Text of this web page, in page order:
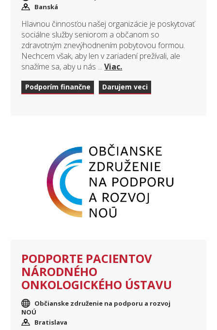
Banská
Hlavnou činnosťou našej organizácie je poskytovať
sociálne služby seniorom a občanom so
zdravotným znevýhodnením pobytovou formou.
Nechcem však, aby len v zariadení prežívali, ale
snažíme sa, aby u nás ...Viac.
Podporím finančne Darujem veci
PODPORTE PACIENTOV
NÁRODNÉHO
ONKOLOGICKÉHO ÚSTAVU
Občianske združenie na podporu a rozvoj
NOÚ
Bratislava